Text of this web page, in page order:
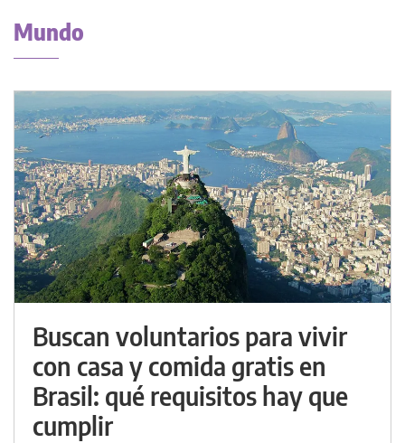
Mundo
Buscan voluntarios para vivir
con casa y comida gratis en
Brasil: qué requisitos hay que
cumplir